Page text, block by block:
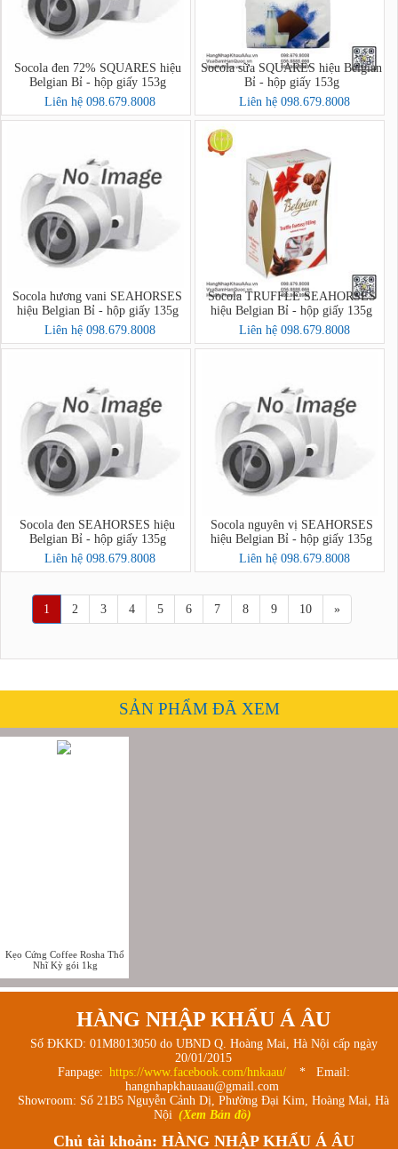
Socola đen 72% SQUARES hiệu
Belgian Bỉ - hộp giấy 153g
Liên hệ 098.679.8008
Socola sữa SQUARES hiệu Belgian
Bỉ - hộp giấy 153g
Liên hệ 098.679.8008
Socola hương vani SEAHORSES
hiệu Belgian Bỉ - hộp giấy 135g
Liên hệ 098.679.8008
Socola TRUFFLE SEAHORSES
hiệu Belgian Bỉ - hộp giấy 135g
Liên hệ 098.679.8008
Socola đen SEAHORSES hiệu
Belgian Bỉ - hộp giấy 135g
Liên hệ 098.679.8008
Socola nguyên vị SEAHORSES
hiệu Belgian Bỉ - hộp giấy 135g
Liên hệ 098.679.8008
1 2 3 4 5 6 7 8 9 10 »
SẢN PHẨM ĐÃ XEM
Kẹo Cứng Coffee Rosha Thổ
Nhĩ Kỳ gói 1kg
HÀNG NHẬP KHẨU Á ÂU
Số ĐKKD: 01M8013050 do UBND Q. Hoàng Mai, Hà Nội cấp ngày
20/01/2015
Fanpage: https://www.facebook.com/hnkaau/
* Email:
hangnhapkhauaau@gmail.com
Showroom: Số 21B5 Nguyễn Cảnh Dị, Phường Đại Kim, Hoàng Mai, Hà
Nội (Xem Bản đồ)
Chủ tài khoản: HÀNG NHẬP KHẨU Á ÂU